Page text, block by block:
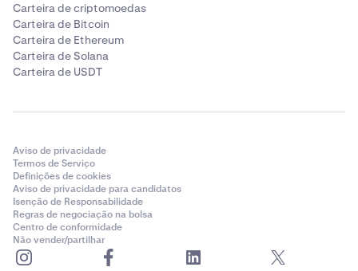
Carteira de criptomoedas
Carteira de Bitcoin
Carteira de Ethereum
Carteira de Solana
Carteira de USDT
Aviso de privacidade
Termos de Serviço
Definições de cookies
Aviso de privacidade para candidatos
Isenção de Responsabilidade
Regras de negociação na bolsa
Centro de conformidade
Não vender/partilhar